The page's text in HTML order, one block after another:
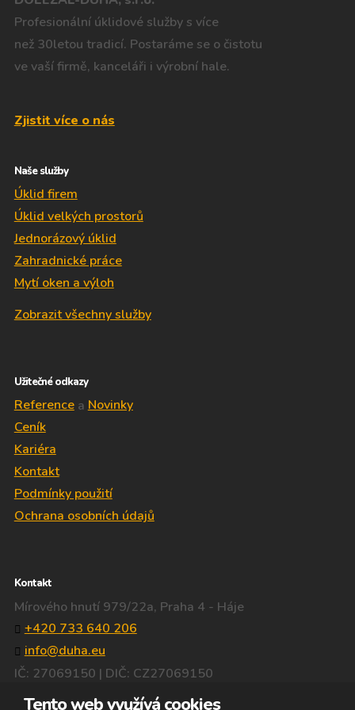
Profesionální úklidové služby s více
než 30letou tradicí. Postaráme se o čistotu
ve vaší firmě, kanceláři i výrobní hale.
Zjistit více o nás
Naše služby
Úklid firem
Úklid velkých prostorů
Jednorázový úklid
Zahradnické práce
Mytí oken a výloh
Zobrazit všechny služby
Užitečné odkazy
ReferenceaNovinky
Ceník
Kariéra
Kontakt
Podmínky použití
Ochrana osobních údajů
Kontakt
Mírového hnutí 979/22a, Praha 4 - Háje
+420 733 640 206
info@duha.eu
IČ: 27069150 | DIČ: CZ27069150
Facebook
Tento web využívá cookies